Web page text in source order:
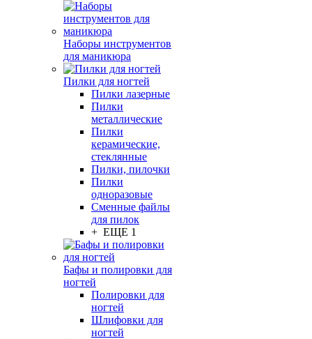
Наборы инструментов
для маникюра
Пилки для ногтей
Пилки лазерные
Пилки
металлические
Пилки
керамические,
стеклянные
Пилки, пилочки
Пилки
одноразовые
Сменные файлы
для пилок
+ ЕЩЕ 1
Бафы и полировки для
ногтей
Полировки для
ногтей
Шлифовки для
ногтей